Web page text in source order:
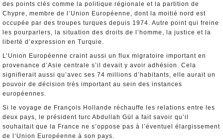
des points clés comme la politique régionale et la partition de
Chypre, membre de l’Union Européenne, dont la moitié nord est
occupée par des troupes turques depuis 1974. Autre point qui freine
les pourparlers, la situation des droits de l’homme, la justice et la
liberté d’expression en Turquie.
L’Union Européenne craint aussi un flux migratoire important en
provenance d’Asie centrale s’il devait y avoir adhésion. Cela
signifierait aussi qu’avec ses 74 millions d’habitants, elle aurait un
pouvoir de décision très important au sein des instances
européennes.
Si le voyage de François Hollande réchauffe les relations entre les
deux pays, le président turc Abdullah Gül a fait savoir qu’il
souhaitait que la France ne s’oppose pas à l’éventuel élargissement
de l’Union Européenne à son pays.